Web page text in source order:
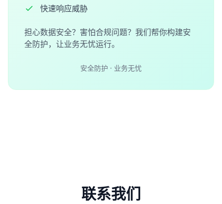
快速响应威胁
担心数据安全？害怕合规问题？我们帮你构建安
全防护，让业务无忧运行。
安全防护 · 业务无忧
联系我们